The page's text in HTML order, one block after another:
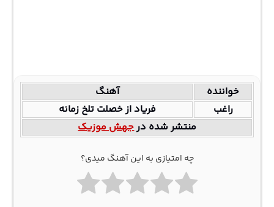
خواننده
آهنگ
راغب
فریاد از خصلت تلخ زمانه
منتشر شده درجهش موزیک
چه امتیازی به این آهنگ میدی؟